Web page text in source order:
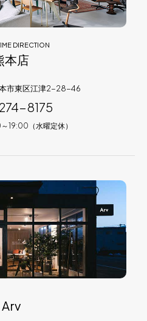
DIRECTION
本店
市東区江津2-28-46
8175
19:00（水曜定休）
Arv